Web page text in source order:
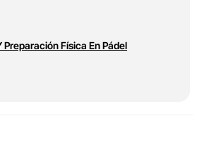
Física En Pádel